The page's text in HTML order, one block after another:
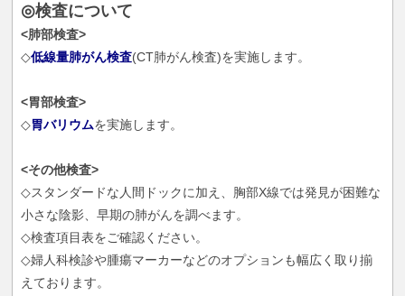
◎検査について
<肺部検査>
◇低線量肺がん検査(CT肺がん検査)を実施します。
<胃部検査>
◇胃バリウムを実施します。
<その他検査>
◇スタンダードな人間ドックに加え、胸部X線では発見が困難な
小さな陰影、早期の肺がんを調べます。
◇検査項目表をご確認ください。
◇婦人科検診や腫瘍マーカーなどのオプションも幅広く取り揃
えております。